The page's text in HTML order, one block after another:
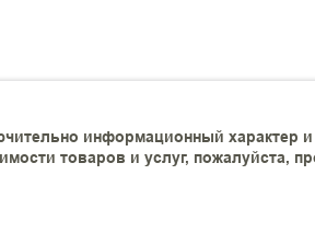
информационный характер и
товаров и услуг, пожалуйста,